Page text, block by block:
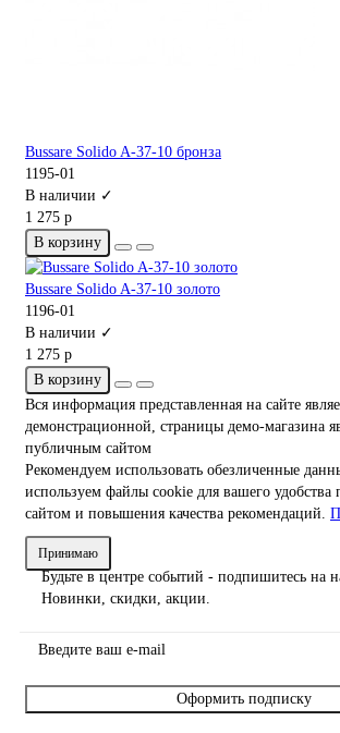
Bussare Solido A-37-10 бронза
1195-01
В наличии ✓
1 275 р
В корзину
Bussare Solido A-37-10 золото
1196-01
В наличии ✓
1 275 р
В корзину
Вся информация представленная на сайте
демонстрационной, страницы демо-магазина
публичным сайтом
Рекомендуем использовать обезличенные
используем файлы cookie для вашего удобства
сайтом и повышения качества рекомендаций.
Принимаю
Будьте в центре событий - подпишитесь на
Новинки, скидки, акции.
Оформить подписку